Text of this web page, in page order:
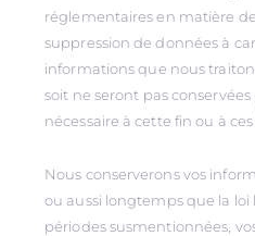
réglementaires en matière
suppression de données à
informations que nous
soit ne seront pas
nécessaire à cette fin ou à ces
Nous conserverons vos
ou aussi longtemps que la loi
périodes susmentionnées,